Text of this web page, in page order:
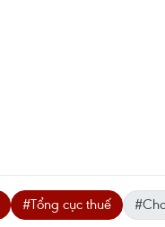
#Tổng cục thuế